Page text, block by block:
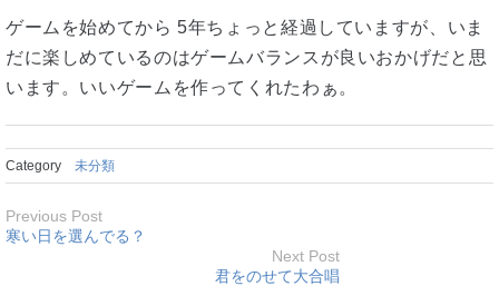
ゲームを始めてから 5年ちょっと経過していますが、いま
だに楽しめているのはゲームバランスが良いおかげだと思
います。いいゲームを作ってくれたわぁ。
Category 未分類
Previous Post
寒い日を選んでる？
Next Post
君をのせて大合唱